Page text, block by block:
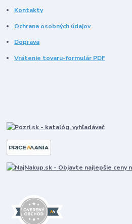
Kontakty
Ochrana osobných údajov
Doprava
Vrátenie tovaru-formulár PDF